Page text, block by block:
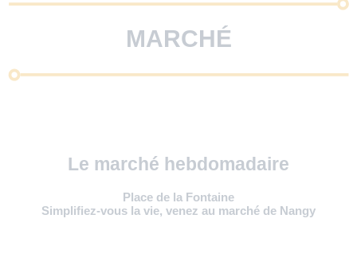
MARCHÉ
Le marché hebdomadaire
Place de la Fontaine
Simplifiez-vous la vie, venez au marché de Nangy